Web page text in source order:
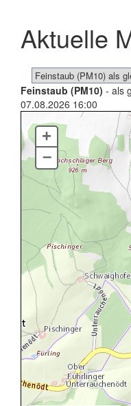
Aktuelle
Feinstaub (PM10) - als
07.08.2026 16:00
+
–